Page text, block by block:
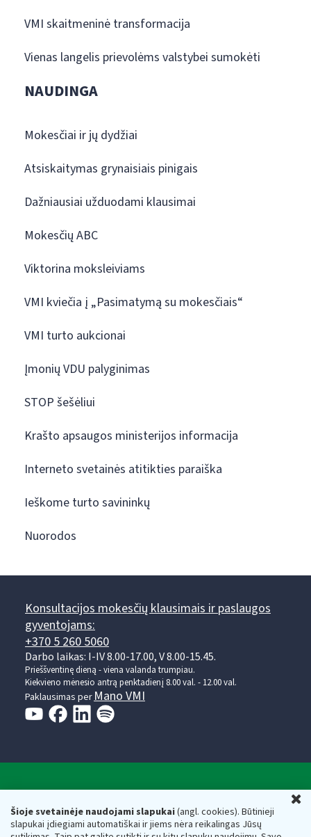
Šioje svetainėje naudojami slapukai(angl. cookies). Būtinieji
slapukai įdiegiami automatiškai ir jiems nėra reikalingas Jūsų
VMI skaitmeninė transformacija
Vienas langelis prievolėms valstybei sumokėti
NAUDINGA
Mokesčiai ir jų dydžiai
Atsiskaitymas grynaisiais pinigais
Dažniausiai užduodami klausimai
Mokesčių ABC
Viktorina moksleiviams
VMI kviečia į „Pasimatymą su mokesčiais“
VMI turto aukcionai
Įmonių VDU palyginimas
STOP šešėliui
Krašto apsaugos ministerijos informacija
Interneto svetainės atitikties paraiška
Ieškome turto savininkų
Nuorodos
Konsultacijos mokesčių klausimais ir paslaugos
gyventojams:
+370 5 260 5060
Darbo laikas: I-IV 8.00-17.00, V 8.00-15.45.
Prieššventinę dieną - viena valanda trumpiau.
Kiekvieno mėnesio antrą penktadienį 8.00 val. - 12.00 val.
Paklausimas per Mano VMI
Respublikos finansų ministerijos